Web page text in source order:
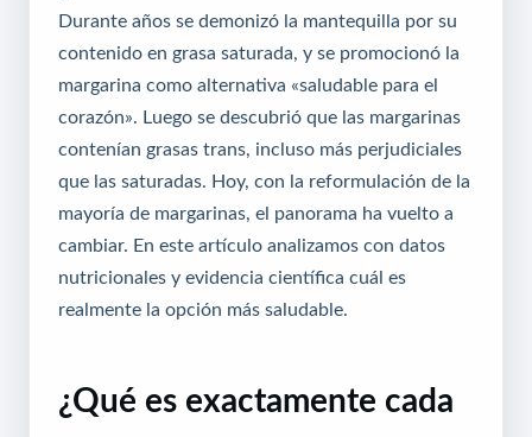
Durante años se demonizó la mantequilla por su
contenido en grasa saturada, y se promocionó la
margarina como alternativa «saludable para el
corazón». Luego se descubrió que las margarinas
contenían grasas trans, incluso más perjudiciales
que las saturadas. Hoy, con la reformulación de la
mayoría de margarinas, el panorama ha vuelto a
cambiar. En este artículo analizamos con datos
nutricionales y evidencia científica cuál es
realmente la opción más saludable.
¿Qué es exactamente cada